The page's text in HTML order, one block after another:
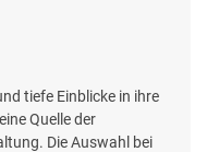
tiefe Einblicke in ihre
Quelle der
Die Auswahl bei